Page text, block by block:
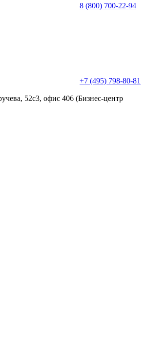
8 (800) 700-22-94
+7 (495) 798-80-81
52с3, офис 406 (Бизнес-центр